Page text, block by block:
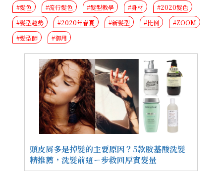
#髮色 #流行髮色 #髮型教學 #身材
#2020髮色
#髮型趨勢
#2020年春夏 #新髮型 #比例
#ZOOM
#髮型師
#御用
頭皮屑多是掉髮的主要原因？5款胺基酸洗髮
精推薦，洗髮前這ㄧ步救回厚實髮量